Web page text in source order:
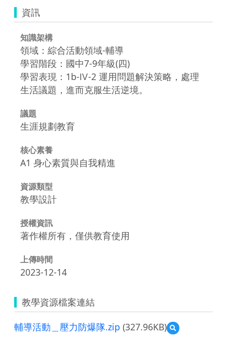
資訊
知識架構
領域：綜合活動領域-輔導
學習階段：國中7-9年級(四)
學習表現：1b-Ⅳ-2 運用問題解決策略，處理
生活議題，進而克服生活逆境。
議題
生涯規劃教育
核心素養
A1 身心素質與自我精進
資源類型
教學設計
授權資訊
著作權所有，僅供教育使用
上傳時間
2023-12-14
教學資源檔案連結
輔導活動＿壓力防爆隊.zip (327.96KB)
預
覽